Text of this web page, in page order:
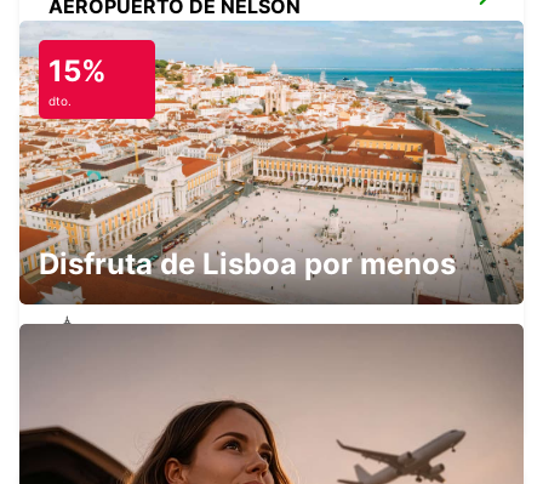
AEROPUERTO DE NELSON
NELSON - NEW ZEALAND
AEROPUERTO DE MARLBOROUGH
BLENHEIM - NEW ZEALAND
15%
dto.
Disfruta de Lisboa por menos